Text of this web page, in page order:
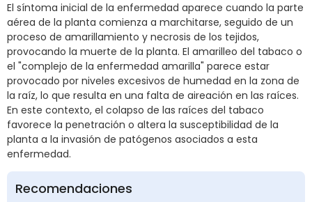
El síntoma inicial de la enfermedad aparece cuando la parte
aérea de la planta comienza a marchitarse, seguido de un
proceso de amarillamiento y necrosis de los tejidos,
provocando la muerte de la planta. El amarilleo del tabaco o
el "complejo de la enfermedad amarilla" parece estar
provocado por niveles excesivos de humedad en la zona de
la raíz, lo que resulta en una falta de aireación en las raíces.
En este contexto, el colapso de las raíces del tabaco
favorece la penetración o altera la susceptibilidad de la
planta a la invasión de patógenos asociados a esta
enfermedad.
Recomendaciones